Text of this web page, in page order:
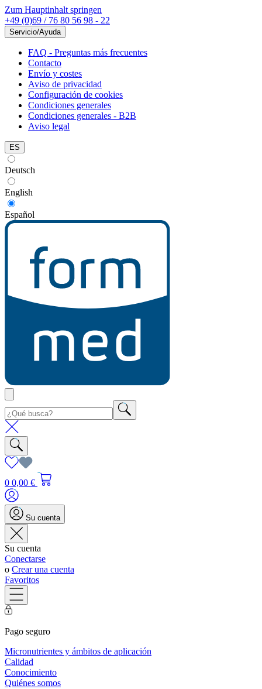
Zum Hauptinhalt springen
+49 (0)69 / 76 80 56 98 - 22
Servicio/Ayuda
FAQ - Preguntas más frecuentes
Contacto
Envío y costes
Aviso de privacidad
Configuración de cookies
Condiciones generales
Condiciones generales - B2B
Aviso legal
ES
Deutsch
English
Español
0 0,00 €
Su cuenta
Su cuenta
Conectarse
o Crear una cuenta
Favoritos
Pago seguro
Micronutrientes y ámbitos de aplicación
Calidad
Conocimiento
Quiénes somos